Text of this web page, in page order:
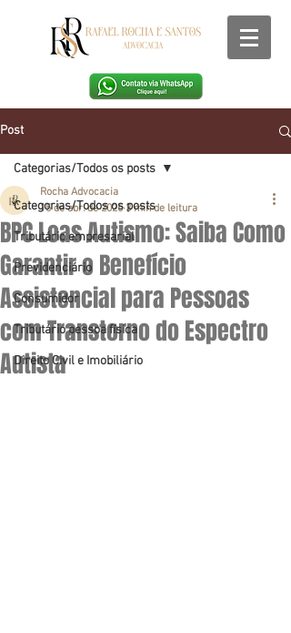
Post
Categorias/Todos os posts
Tributário empresarial
Previdenciário
Consumidor
Tributário pessoa física
Direito Civil e Imobiliário
Categorias/Todos os posts
BPC Loas Autismo: Saiba Como
Garantir o Benefício
Assistencial para Pessoas
com Transtorno do Espectro
Autista
Rocha Advocacia
15 de abr. de 2025 3 min de leitura